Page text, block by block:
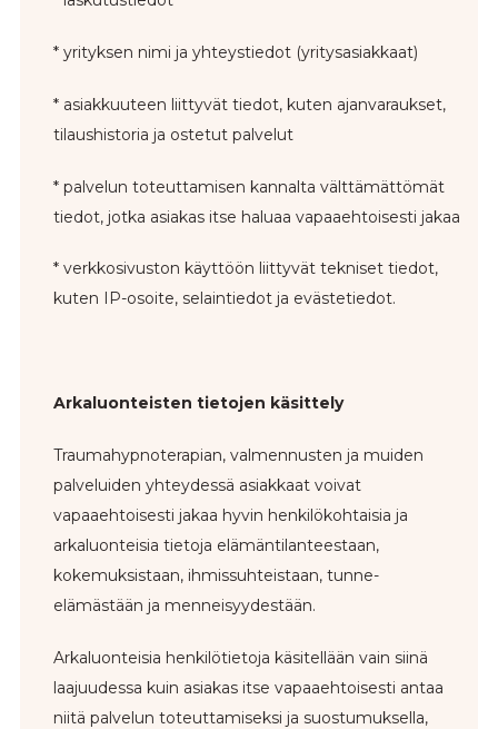
* yrityksen nimi ja yhteystiedot (yritysasiakkaat)
* asiakkuuteen liittyvät tiedot, kuten ajanvaraukset,
tilaushistoria ja ostetut palvelut
* palvelun toteuttamisen kannalta välttämättömät
tiedot, jotka asiakas itse haluaa vapaaehtoisesti jakaa
* verkkosivuston käyttöön liittyvät tekniset tiedot,
kuten IP-osoite, selaintiedot ja evästetiedot.
Arkaluonteisten tietojen käsittely
Traumahypnoterapian, valmennusten ja muiden
palveluiden yhteydessä asiakkaat voivat
vapaaehtoisesti jakaa hyvin henkilökohtaisia ja
arkaluonteisia tietoja elämäntilanteestaan,
kokemuksistaan, ihmissuhteistaan, tunne-
elämästään ja menneisyydestään.
Arkaluonteisia henkilötietoja käsitellään vain siinä
laajuudessa kuin asiakas itse vapaaehtoisesti antaa
niitä palvelun toteuttamiseksi ja suostumuksella,